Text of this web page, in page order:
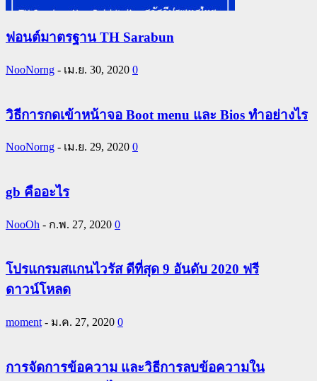
ฟอนต์มาตรฐาน TH Sarabun
NooNorng - เม.ย. 30, 2020 0
วิธีการกดเข้าหน้าจอ Boot menu และ Bios ทำอย่างไร
NooNorng - เม.ย. 29, 2020 0
gb คืออะไร
NooOh - ก.พ. 27, 2020 0
โปรแกรมสแกนไวรัส ดีที่สุด 9 อันดับ 2020 ฟรี
ดาวน์โหลด
moment - ม.ค. 27, 2020 0
การจัดการข้อความ และวิธีการลบข้อความใน